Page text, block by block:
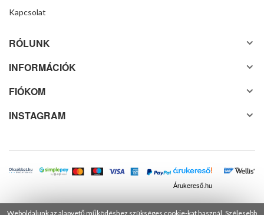
Weboldalunk az alapvető működéshez szükséges cookie-kat használ. Szélesebb
Kapcsolat
RÓLUNK
INFORMÁCIÓK
FIÓKOM
INSTAGRAM
Árukereső.hu